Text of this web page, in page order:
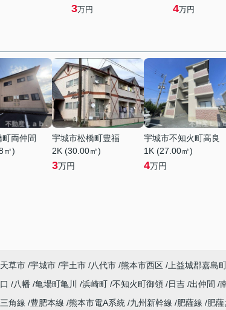
3万円 4万円
両仲間
㎡)
宇城市松橋町豊福
2K (30.00㎡)
3万円
宇城市不知火町高良
1K (27.00㎡)
4万円
天草市 宇城市 宇土市 八代市 熊本市西区
上益城郡嘉島
八幡 亀場町亀川 浜崎町 不知火町御領 日吉 出仲間
三角線 豊肥本線 熊本市電A系統 九州新幹線 肥薩線
肥